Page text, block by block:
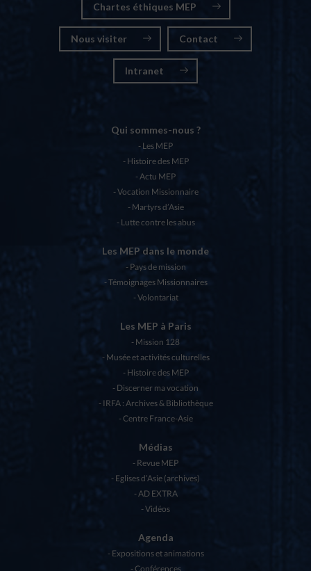
Chartes éthiques MEP
Nous visiter Contact
Intranet
Qui sommes-nous ?
Les MEP
Histoire des MEP
Actu MEP
Vocation Missionnaire
Martyrs d’Asie
Lutte contre les abus
Les MEP dans le monde
Pays de mission
Témoignages Missionnaires
Volontariat
Les MEP à Paris
Mission 128
Musée et activités culturelles
Histoire des MEP
Discerner ma vocation
IRFA : Archives & Bibliothèque
Centre France-Asie
Médias
Revue MEP
Eglises d’Asie (archives)
AD EXTRA
Vidéos
Agenda
Expositions et animations
Conférences